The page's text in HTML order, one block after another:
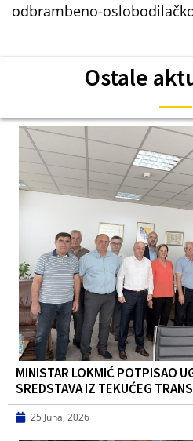
odbrambeno-
Ostale
MINISTAR LOKMIĆ POTPISAO
SREDSTAVA IZ TEKUĆEG
25 Juna, 2026